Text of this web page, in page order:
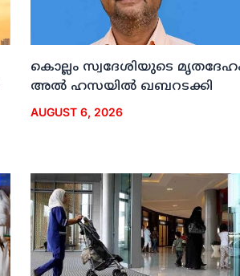
കൊല്ലം സ്വദേശിയുടെ
അല്‍ ഹസയില്‍ ഖബറടക്കി
AUGUST 6, 2026